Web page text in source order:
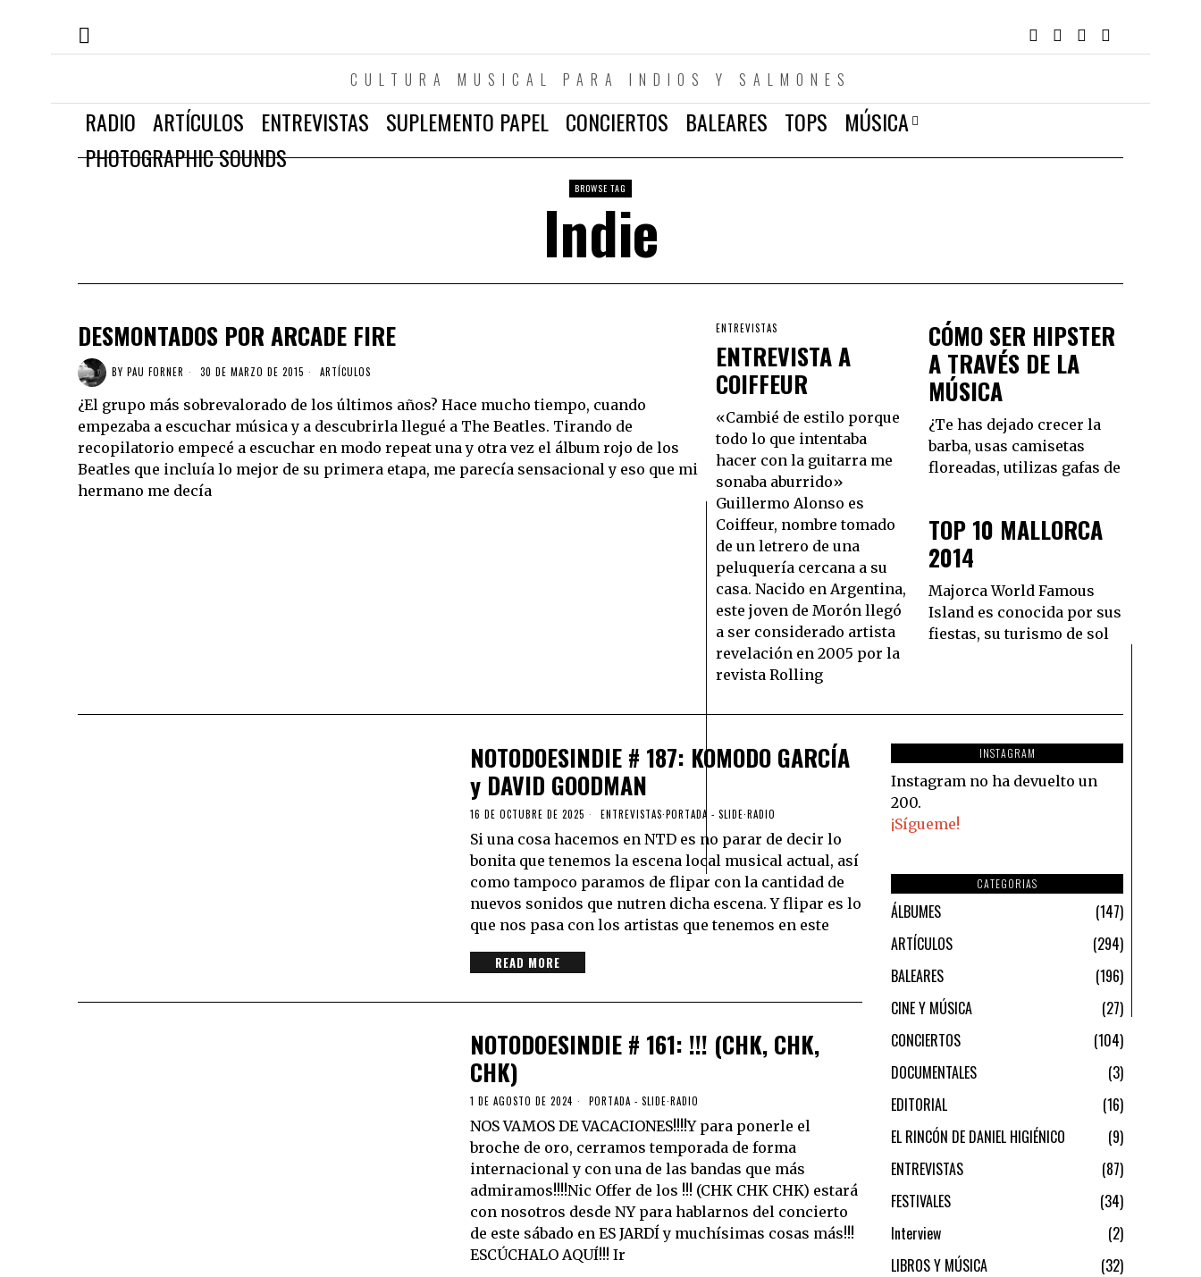
CULTURA MUSICAL PARA INDIOS Y SALMONES
RADIO ARTÍCULOS ENTREVISTAS SUPLEMENTO PAPEL CONCIERTOS BALEARES TOPS
MÚSICA
PHOTOGRAPHIC SOUNDS
BROWSE TAG
Indie
DESMONTADOS POR ARCADE FIRE
BY PAU FORNER 30 DE MARZO DE 2015 ARTÍCULOS
¿El grupo más sobrevalorado de los últimos años? Hace mucho tiempo, cuando
empezaba a escuchar música y a descubrirla llegué a The Beatles. Tirando de
recopilatorio empecé a escuchar en modo repeat una y otra vez el álbum rojo de los
Beatles que incluía lo mejor de su primera etapa, me parecía sensacional y eso que mi
hermano me decía
ENTREVISTAS
ENTREVISTA A
COIFFEUR
«Cambié de estilo porque
todo lo que intentaba
hacer con la guitarra me
sonaba aburrido»
Guillermo Alonso es
Coiffeur, nombre tomado
de un letrero de una
peluquería cercana a su
casa. Nacido en Argentina,
este joven de Morón llegó
a ser considerado artista
revelación en 2005 por la
revista Rolling
CÓMO SER HIPSTER
A TRAVÉS DE LA
MÚSICA
¿Te has dejado crecer la
barba, usas camisetas
floreadas, utilizas gafas de
TOP 10 MALLORCA
2014
Majorca World Famous
Island es conocida por sus
fiestas, su turismo de sol
NOTODOESINDIE # 187: KOMODO GARCÍA
y DAVID GOODMAN
16 DE OCTUBRE DE 2025 ENTREVISTAS·PORTADA - SLIDE·RADIO
Si una cosa hacemos en NTD es no parar de decir lo
bonita que tenemos la escena local musical actual, así
como tampoco paramos de flipar con la cantidad de
nuevos sonidos que nutren dicha escena. Y flipar es lo
que nos pasa con los artistas que tenemos en este
READ MORE
NOTODOESINDIE # 161: !!! (CHK, CHK,
CHK)
1 DE AGOSTO DE 2024 PORTADA - SLIDE·RADIO
NOS VAMOS DE VACACIONES!!!!Y para ponerle el
broche de oro, cerramos temporada de forma
internacional y con una de las bandas que más
admiramos!!!!Nic Offer de los !!! (CHK CHK CHK) estará
con nosotros desde NY para hablarnos del concierto
de este sábado en ES JARDÍ y muchísimas cosas más!!!
ESCÚCHALO AQUÍ!!! Ir
INSTAGRAM
Instagram no ha devuelto un
200.
¡Sígueme!
CATEGORIAS
ÁLBUMES
147
ARTÍCULOS
294
BALEARES
196
CINE Y MÚSICA
27
CONCIERTOS
104
DOCUMENTALES
3
EDITORIAL
16
EL RINCÓN DE DANIEL HIGIÉNICO
9
ENTREVISTAS
87
FESTIVALES
34
Interview
2
LIBROS Y MÚSICA
32